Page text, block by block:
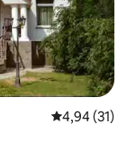
Gemiddelde
4,94 (31)